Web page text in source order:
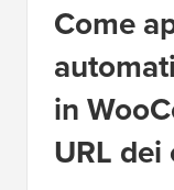
Come
in
URL